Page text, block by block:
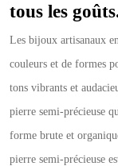
tous les
Les bijoux artisanaux
couleurs et de formes
tons vibrants et
pierre semi-précieuse
forme brute et
pierre semi-précieuse